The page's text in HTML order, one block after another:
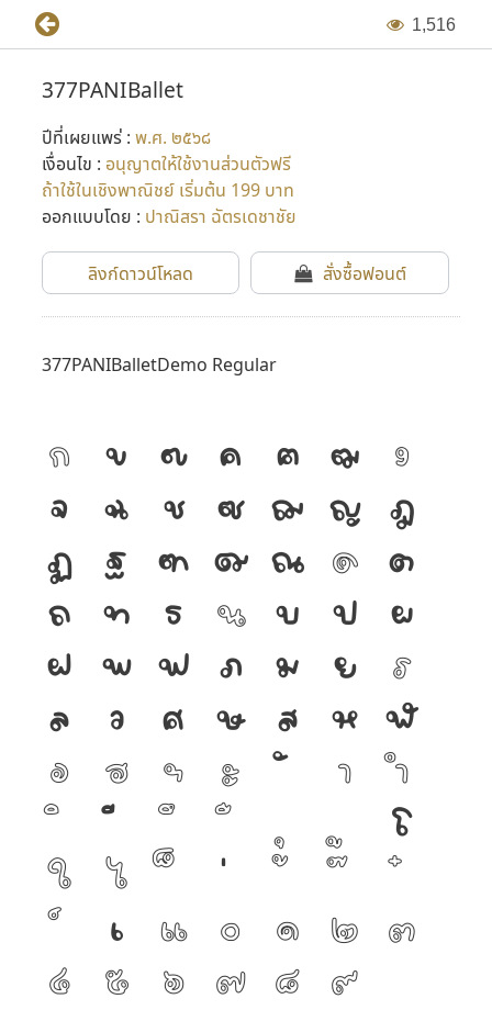
1,516
377PANIBallet
ปีที่เผยแพร่ : พ.ศ. ๒๕๖๘
เงื่อนไข : อนุญาตให้ใช้งานส่วนตัวฟรี
ถ้าใช้ในเชิงพาณิชย์ เริ่มต้น 199 บาท
ออกแบบโดย : ปาณิสรา ฉัตรเดชาชัย
ลิงก์ดาวน์โหลด สั่งซื้อฟอนต์
377PANIBalletDemo Regular
ก ข ฃ ค ฅ ฆ
ง
จ
ฉ ช ซ ฌ ญ ฎ
ฏ ฐ ฑ ฒ ณ ด ต
ถ ท ธ น บ ป
ผ
ฝ พ ฟ ภ ม ย
ร
ล
ว ศ ษ ส ห ฬ
อ
ฮ ฯ ะ า
ำ
โ
ใ
ไ
เ
แ ๐ ๑ ๒ ๓
๔
๕ ๖ ๗ ๘ ๙